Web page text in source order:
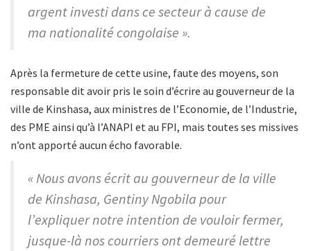
argent investi dans ce secteur à cause de
ma nationalité congolaise ».
Après la fermeture de cette usine, faute des moyens, son
responsable dit avoir pris le soin d’écrire au gouverneur de la
ville de Kinshasa, aux ministres de l’Economie, de l’Industrie,
des PME ainsi qu’à l’ANAPI et au FPI, mais toutes ses missives
n’ont apporté aucun écho favorable.
« Nous avons écrit au gouverneur de la ville
de Kinshasa, Gentiny Ngobila pour
l’expliquer notre intention de vouloir fermer,
jusque-là nos courriers ont demeuré lettre